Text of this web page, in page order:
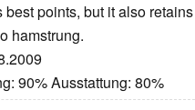
points, but it also retains
hamstrung.
90% Ausstattung: 80%